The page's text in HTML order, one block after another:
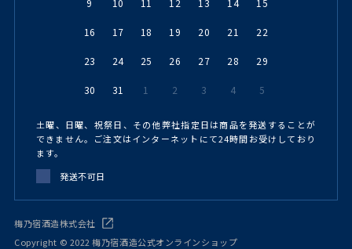
9 10 11 12 13 14 15
16 17 18 19 20 21 22
23 24 25 26 27 28 29
30 31 1 2 3 4 5
土曜、日曜、祝祭日、その他弊社指定日は商品を発送することが
できません。ご注文はインターネットにて24時間お受けしており
ます。
発送不可日
梅乃宿酒造株式会社
Copyright © 2022 梅乃宿酒造公式オンラインショップ